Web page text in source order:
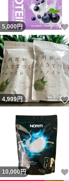
5,000円
4,999円
10,000円